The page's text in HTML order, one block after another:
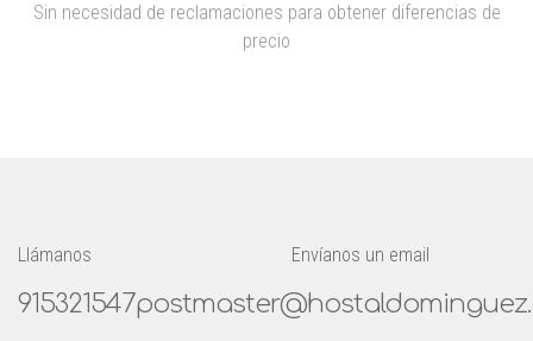
Sin necesidad de reclamaciones para obtener diferencias de
precio
Llámanos
915321547
Envíanos un email